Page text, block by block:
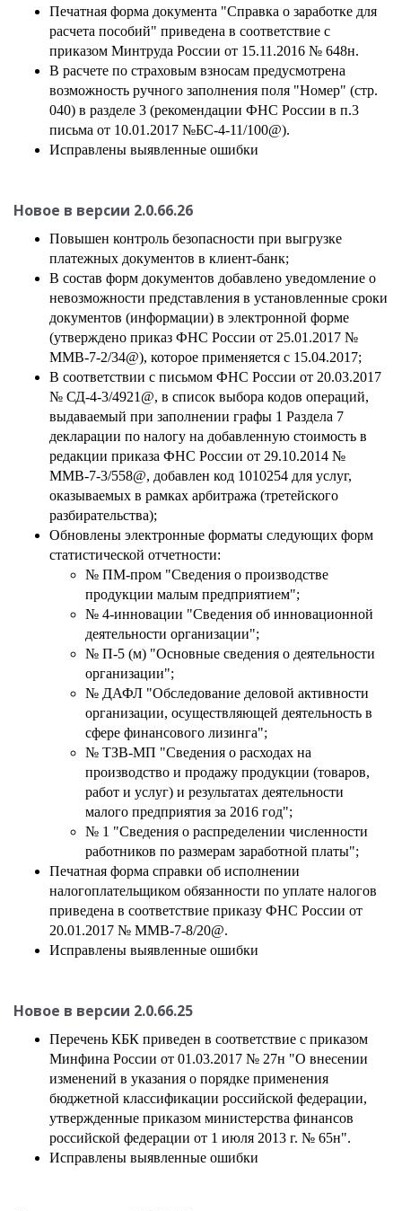
Печатная форма документа "Справка о заработке для
расчета пособий" приведена в соответствие с
приказом Минтруда России от 15.11.2016 № 648н.
В расчете по страховым взносам предусмотрена
возможность ручного заполнения поля "Номер" (стр.
040) в разделе 3 (рекомендации ФНС России в п.3
письма от 10.01.2017 №БС-4-11/100@).
Исправлены выявленные ошибки
Новое в версии 2.0.66.26
Повышен контроль безопасности при выгрузке
платежных документов в клиент-банк;
В состав форм документов добавлено уведомление о
невозможности представления в установленные сроки
документов (информации) в электронной форме
(утверждено приказ ФНС России от 25.01.2017 №
ММВ-7-2/34@), которое применяется с 15.04.2017;
В соответствии с письмом ФНС России от 20.03.2017
№ СД-4-3/4921@, в список выбора кодов операций,
выдаваемый при заполнении графы 1 Раздела 7
декларации по налогу на добавленную стоимость в
редакции приказа ФНС России от 29.10.2014 №
ММВ-7-3/558@, добавлен код 1010254 для услуг,
оказываемых в рамках арбитража (третейского
разбирательства);
Обновлены электронные форматы следующих форм
статистической отчетности:
№ ПМ-пром "Сведения о производстве
продукции малым предприятием";
№ 4-инновации "Сведения об инновационной
деятельности организации";
№ П-5 (м) "Основные сведения о деятельности
организации";
№ ДАФЛ "Обследование деловой активности
организации, осуществляющей деятельность в
сфере финансового лизинга";
№ ТЗВ-МП "Сведения о расходах на
производство и продажу продукции (товаров,
работ и услуг) и результатах деятельности
малого предприятия за 2016 год";
№ 1 "Сведения о распределении численности
работников по размерам заработной платы";
Печатная форма справки об исполнении
налогоплательщиком обязанности по уплате налогов
приведена в соответствие приказу ФНС России от
20.01.2017 № ММВ-7-8/20@.
Исправлены выявленные ошибки
Новое в версии 2.0.66.25
Перечень КБК приведен в соответствие с приказом
Минфина России от 01.03.2017 № 27н "О внесении
изменений в указания о порядке применения
бюджетной классификации российской федерации,
утвержденные приказом министерства финансов
российской федерации от 1 июля 2013 г. № 65н".
Исправлены выявленные ошибки